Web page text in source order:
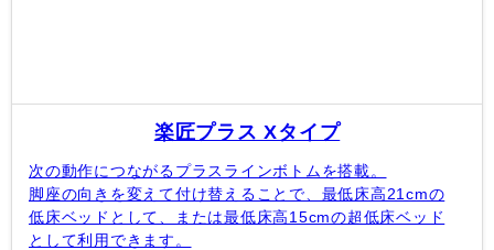
楽匠プラス Xタイプ
次の動作につながるプラスラインボトムを搭載。
脚座の向きを変えて付け替えることで、最低床高21cmの
低床ベッドとして、または最低床高15cmの超低床ベッド
として利用できます。